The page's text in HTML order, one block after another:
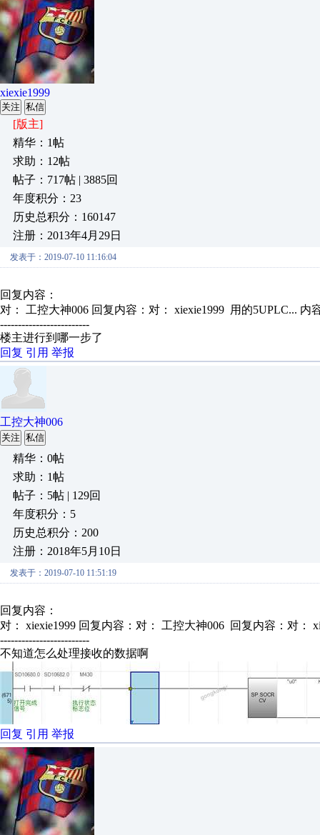
xiexie1999
关注 私信
[版主]
精华：1帖
求助：12帖
帖子：717帖 | 3885回
年度积分：23
历史总积分：160147
注册：2013年4月29日
发表于：2019-07-10 11:16:04
回复内容：
对： 工控大神006 回复内容：对： xiexie1999 用的5UPLC... 内
-------------------------
楼主进行到哪一步了
回复 引用 举报
工控大神006
关注 私信
精华：0帖
求助：1帖
帖子：5帖 | 129回
年度积分：5
历史总积分：200
注册：2018年5月10日
发表于：2019-07-10 11:51:19
回复内容：
对： xiexie1999 回复内容：对： 工控大神006 回复内容：对：
-------------------------
不知道怎么处理接收的数据啊
回复 引用 举报